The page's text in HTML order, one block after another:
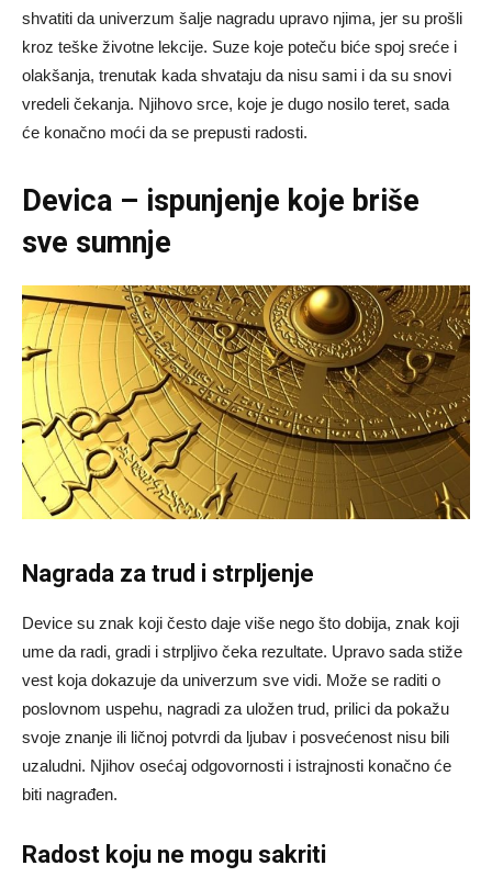
shvatiti da univerzum šalje nagradu upravo njima, jer su prošli
kroz teške životne lekcije. Suze koje poteču biće spoj sreće i
olakšanja, trenutak kada shvataju da nisu sami i da su snovi
vredeli čekanja. Njihovo srce, koje je dugo nosilo teret, sada
će konačno moći da se prepusti radosti.
Devica – ispunjenje koje briše
sve sumnje
Nagrada za trud i strpljenje
Device su znak koji često daje više nego što dobija, znak koji
ume da radi, gradi i strpljivo čeka rezultate. Upravo sada stiže
vest koja dokazuje da univerzum sve vidi. Može se raditi o
poslovnom uspehu, nagradi za uložen trud, prilici da pokažu
svoje znanje ili ličnoj potvrdi da ljubav i posvećenost nisu bili
uzaludni. Njihov osećaj odgovornosti i istrajnosti konačno će
biti nagrađen.
Radost koju ne mogu sakriti